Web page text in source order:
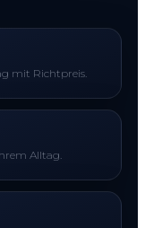
mit Richtpreis.
Alltag.